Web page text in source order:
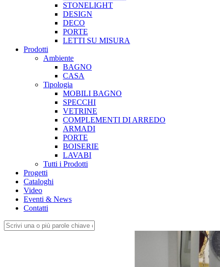
STONELIGHT
DESIGN
DECO
PORTE
LETTI SU MISURA
Prodotti
Ambiente
BAGNO
CASA
Tipologia
MOBILI BAGNO
SPECCHI
VETRINE
COMPLEMENTI DI ARREDO
ARMADI
PORTE
BOISERIE
LAVABI
Tutti i Prodotti
Progetti
Cataloghi
Video
Eventi & News
Contatti